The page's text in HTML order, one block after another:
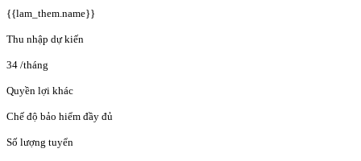
{{lam_them.name}}
Thu nhập dự kiến
34 /tháng
Quyền lợi khác
Chế độ bảo hiểm đầy đủ
Số lượng tuyển